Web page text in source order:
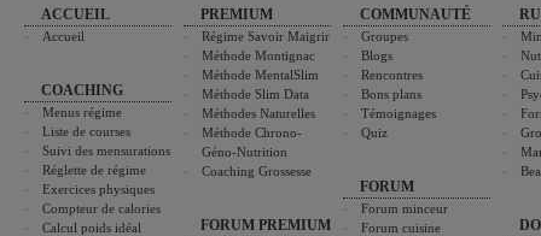
ACCUEIL
Accueil
COACHING
Menus régime
Liste de courses
Suivi des mensurations
Réglette de régime
Exercices physiques
Compteur de calories
Calcul poids idéal
PREMIUM
Régime Savoir Maigrir
Méthode Montignac
Méthode MentalSlim
Méthode Slim Data
Méthodes Naturelles
Méthode Chrono-
Géno-Nutrition
Coaching Grossesse
FORUM PREMIUM
COMMUNAUTÉ
Groupes
Blogs
Rencontres
Bons plans
Témoignages
Quiz
FORUM
Forum minceur
Forum cuisine